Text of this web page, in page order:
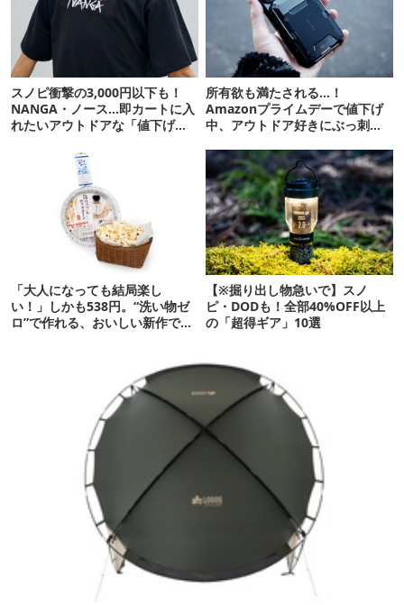
スノピ衝撃の3,000円以下も！
NANGA・ノース…即カートに入
れたいアウトドアな「値下げ夏
所有欲も満たされる…！
Amazonプライムデーで値下げ
中、アウトドア好きにぶっ刺さ
「大人になっても結局楽し
い！」しかも538円。“洗い物ゼ
ロ”で作れる、おいしい新作です
【※掘り出し物急いで】スノ
ピ・DODも！全部40%OFF以上
の「超得ギア」10選